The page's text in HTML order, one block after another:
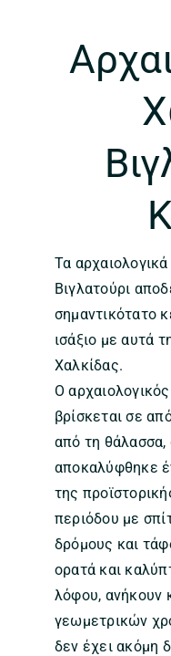
Τα
Βιγλατούρι
σημαντικότατο
ισάξιο με αυτά
Χαλκίδας.
Ο
βρίσκεται σε
από τη θάλασσα,
αποκαλύφθηκε
της
περιόδου με
δρόμους και
ορατά και
λόφου, ανήκουν
γεωμετρικών
δεν έχει ακόμη